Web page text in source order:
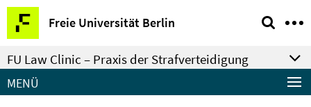
Springe
direkt
zu
Inhalt
Freie Universität Berlin
Service-
Navigation
FU Law Clinic – Praxis der Strafverteidigung
MENÜ